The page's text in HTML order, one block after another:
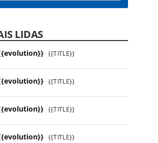
LIDAS
{{TITLE}}
{{TITLE}}
{{TITLE}}
{{TITLE}}